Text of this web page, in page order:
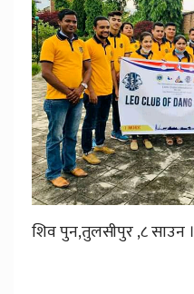
शिव पुन,तुलसीपुर ,८ साउन ।